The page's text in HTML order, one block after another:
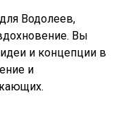
Водолеев,
Вы
и концепции в
и